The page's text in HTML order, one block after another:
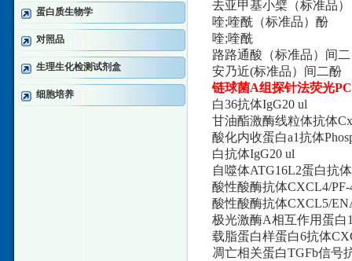
蛋白质生物学
对照品
生理生化检测试剂盒
细胞培养
去亚甲基小檗（标准品）
喹;喹酰（标准品）酚
喹;喹酰
路路通酸（标准品）间二
安乃近(标准品）间二酚
链球菌A组探针法荧光
白36抗体IgG20 ul
甘油酯激酶线粒体抗体
酸化内收蛋白a1抗体
白抗体IgG20 ul
自噬体ATG16L2蛋白抗
酸性酸酶抗体CXCL4/
酸性酸酶抗体CXCL5/
极光激酶A相互作用蛋白
载脂蛋白样蛋白6抗体
凋亡相关蛋白TGFb信号